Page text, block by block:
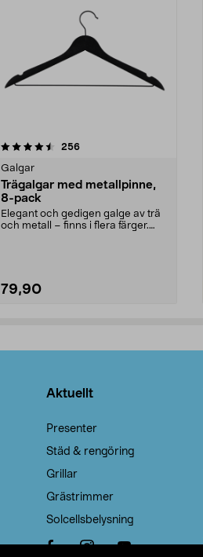
256recensioner
Galgar
Trägalgar med metallpinne,
8-pack
Elegant och gedigen galge av trä
och metall – finns i flera färger.
79,90
4.0av 5 stjärnor
Aktuellt
Presenter
Städ & rengöring
Grillar
Grästrimmer
Solcellsbelysning